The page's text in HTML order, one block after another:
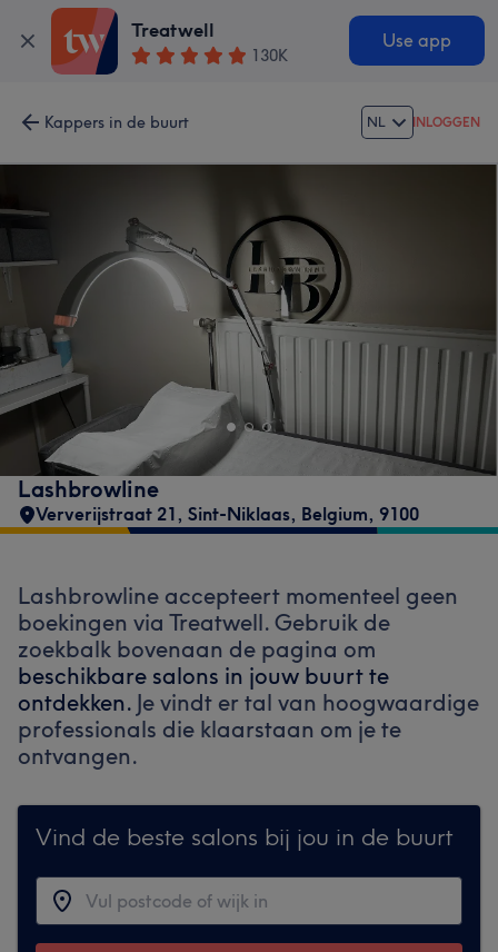
Treatwell
130K
Use app
Kappers in de buurt NL INLOGGEN
Lashbrowline
Ververijstraat 21, Sint-Niklaas, Belgium, 9100
Lashbrowline accepteert momenteel geen
boekingen via Treatwell. Gebruik de
zoekbalk bovenaan de pagina om
beschikbare salons in jouw buurt te
ontdekken. Je vindt er tal van hoogwaardige
professionals die klaarstaan om je te
ontvangen.
Vind de beste salons bij jou in de buurt